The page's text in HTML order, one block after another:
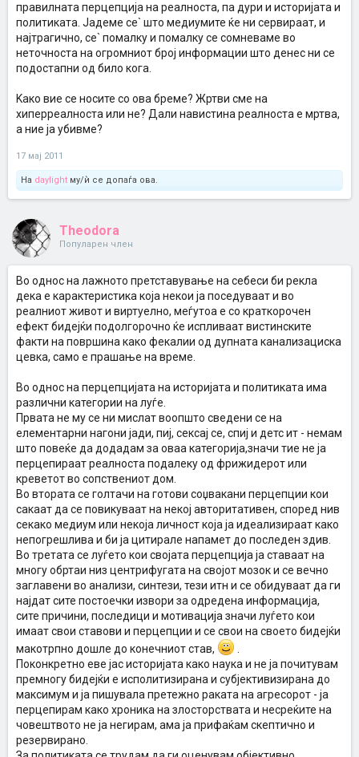
правилната перцепција на реалноста, па дури и историјата и
политиката. Јадеме се` што медиумите ќе ни сервираат, и
најтрагично, се` помалку и помалку се сомневаме во
неточноста на огромниот број информации што денес ни се
подостапни од било кога.
Kaко вие се носите со ова бреме? Жртви сме на
хиперреалноста или не? Дали навистина реалноста е мртва,
а ние ја убивме?
17 мај 2011
На daylight му/ѝ се допаѓа ова.
Theodora
Популарен член
Во однос на лажното претставување на себеси би рекла
дека е карактеристика која некои ја поседуваат и во
реалниот живот и виртуелно, меѓутоа е со краткорочен
ефект бидејќи подолгорочно ќе испливаат вистинските
факти на површина како фекалии од дупната канализациска
цевка, само е прашање на време.
Во однос на перцепцијата на историјата и политиката има
различни категории на луѓе.
Првата не му се ни мислат воопшто сведени се на
елементарни нагони јади, пиј, сексај се, спиј и детс ит - немам
што повеќе да додадам за оваа категорија,значи тие не ја
перцепираат реалноста подалеку од фрижидерот или
креветот во сопствениот дом.
Во втората се голтачи на готови соџвакани перцепции кои
сакаат да се повикуваат на некој авторитативен, според нив
секако медиум или некоја личност која ја идеализираат како
непогрешлива и би ја цитирале напамет до последен здив.
Во третата се луѓето кои својата перцепција ја ставаат на
многу обртаи низ центрифугата на својот мозок и се вечно
заглавени во анализи, синтези, тези итн и се обидуваат да ги
најдат сите постоечки извори за одредена информација,
сите причини, последици и мотивација значи луѓето кои
имаат свои ставови и перцепции и се свои на своето бидејќи
макотрпно дошле до конечниот став,
Поконкретно еве јас историјата како наука и не ја почитувам
премногу бидејќи е исполитизирана и субјективизирана до
максимум и ја пишувала претежно раката на агресорот - ја
перцепирам како хроника на злосторствата и несреќите на
човештвото не ја негирам, ама ја прифаќам скептично и
резервирано.